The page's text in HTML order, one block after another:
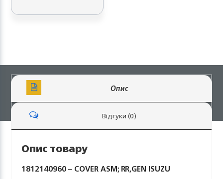
Опис
Відгуки (0)
Опис товару
1812140960 – COVER ASM; RR,GEN ISUZU